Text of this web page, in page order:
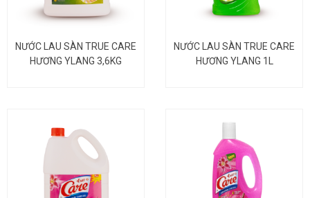
NƯỚC LAU SÀN TRUE CARE
HƯƠNG YLANG 3,6KG
NƯỚC LAU SÀN TRUE CARE
HƯƠNG YLANG 1L